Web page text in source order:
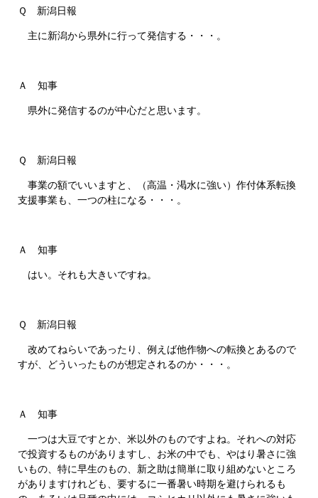
Ｑ 新潟日報
主に新潟から県外に行って発信する・・・。
Ａ 知事
県外に発信するのが中心だと思います。
Ｑ 新潟日報
事業の額でいいますと、（高温・渇水に強い）作付体系転換
支援事業も、一つの柱になる・・・。
Ａ 知事
はい。それも大きいですね。
Ｑ 新潟日報
改めてねらいであったり、例えば他作物への転換とあるので
すが、どういったものが想定されるのか・・・。
Ａ 知事
一つは大豆ですとか、米以外のものですよね。それへの対応
で投資するものがありますし、お米の中でも、やはり暑さに強
いもの、特に早生のもの、新之助は簡単に取り組めないところ
がありますけれども、要するに一番暑い時期を避けられるも